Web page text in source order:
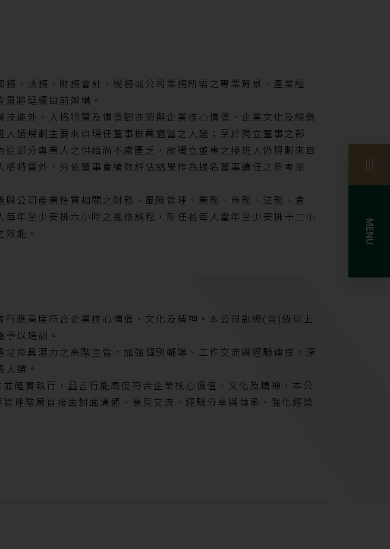
MENU
、法務、財務會計、稅務或公司業務所需之專業背景、產業經
將延續目前架構。
能外，人格特質及價值觀亦須與企業核心價值、企業文化及經營
選規劃主要來自現任董事推薦適當之人選；至於獨立董事之部
部分專業人之供給尚不虞匱乏，故獨立董事之接班人仍規劃來自
特質外，另依董事會績效評估結果作為提名董事續任之參考依
公司產業性質相關之財務、風險管理、業務、商務、法務、會
年至少安排六小時之進修課程，新任者每人當年至少安排十二小
能。
應高度符合企業核心價值、文化及精神。本公司副總(含)級以上
以培訓。
育具潛力之高階主管，加強個別輔導、工作交流與經驗傳授，深
選。
確實執行，且言行能高度符合企業核心價值、文化及精神，本公
理階層直接面對面溝通、意見交流、經驗分享與傳承，強化經營